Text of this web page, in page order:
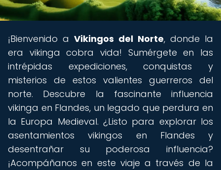
¡Bienvenido a Vikingos del Norte, donde la
era vikinga cobra vida! Sumérgete en las
intrépidas expediciones, conquistas y
misterios de estos valientes guerreros del
norte. Descubre la fascinante influencia
vikinga en Flandes, un legado que perdura en
la Europa Medieval. ¿Listo para explorar los
asentamientos vikingos en Flandes y
desentrañar su poderosa influencia?
¡Acompáñanos en este viaje a través de la